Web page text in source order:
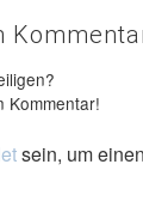
Kommentar!
sein, um